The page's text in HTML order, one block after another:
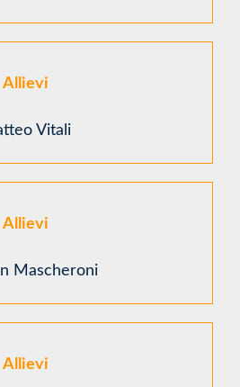
Allievi
Vitali
Allievi
Mascheroni
Allievi